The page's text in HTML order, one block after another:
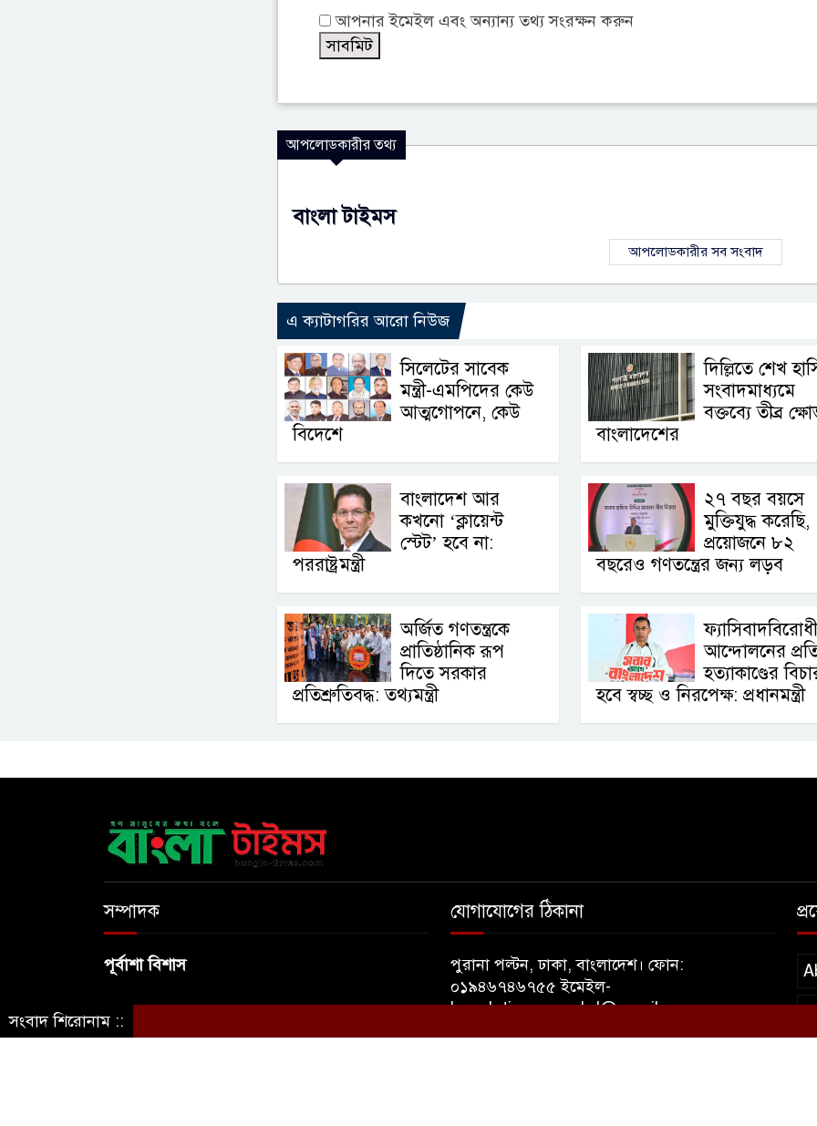
আপনার ইমেইল এবং অন্যান্য তথ্য সংরক্ষন করুন
আপলোডকারীর তথ্য
বাংলা টাইমস
আপলোডকারীর সব সংবাদ
এ ক্যাটাগরির আরো নিউজ
সিলেটের সাবেক
মন্ত্রী-এমপিদের কেউ
আত্মগোপনে, কেউ
বিদেশে
দিল্লিতে শেখ
সংবাদমাধ্যমে
বক্তব্যে তীব্র
বাংলাদেশের
বাংলাদেশ আর
কখনো ‘ক্লায়েন্ট
স্টেট’ হবে না:
পররাষ্ট্রমন্ত্রী
২৭ বছর বয়সে
মুক্তিযুদ্ধ করেছি,
প্রয়োজনে ৮২
বছরেও গণতন্ত্রের জন্য লড়ব
অর্জিত গণতন্ত্রকে
প্রাতিষ্ঠানিক রূপ
দিতে সরকার
প্রতিশ্রুতিবদ্ধ: তথ্যমন্ত্রী
ফ্যাসিবাদবিরোধী
আন্দোলনের
হত্যাকাণ্ডের
হবে স্বচ্ছ ও নিরপেক্ষ: প্রধানমন্ত্রী
সম্পাদক
পূর্বাশা বিশাস
যোগাযোগের ঠিকানা
পুরানা পল্টন, ঢাকা, বাংলাদেশ। ফোন:
০১৯৪৬৭৪৬৭৫৫ ইমেইল-
banglatimesnewsbd@gmail.com
সংবাদ শিরোনাম ::